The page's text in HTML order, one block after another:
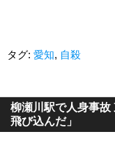
タグ: 愛知, 自殺
柳瀬川駅で人身事故
飛び込んだ」